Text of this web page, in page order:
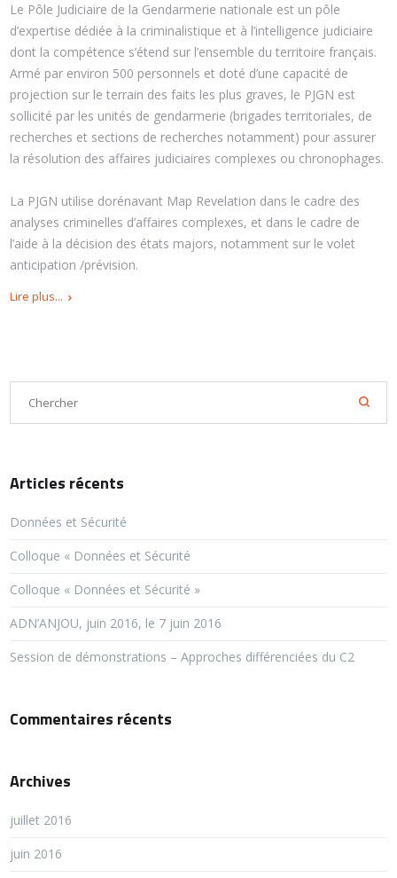
Le Pôle Judiciaire de la Gendarmerie nationale est un pôle
d’expertise dédiée à la criminalistique et à l’intelligence judiciaire
dont la compétence s’étend sur l’ensemble du territoire français.
Armé par environ 500 personnels et doté d’une capacité de
projection sur le terrain des faits les plus graves, le PJGN est
sollicité par les unités de gendarmerie (brigades territoriales, de
recherches et sections de recherches notamment) pour assurer
la résolution des affaires judiciaires complexes ou chronophages.
La PJGN utilise dorénavant Map Revelation dans le cadre des
analyses criminelles d’affaires complexes, et dans le cadre de
l’aide à la décision des états majors, notamment sur le volet
anticipation /prévision.
Lire plus...
Articles récents
Données et Sécurité
Colloque « Données et Sécurité
Colloque « Données et Sécurité »
ADN’ANJOU, juin 2016, le 7 juin 2016
Session de démonstrations – Approches différenciées du C2
Commentaires récents
Archives
juillet 2016
juin 2016